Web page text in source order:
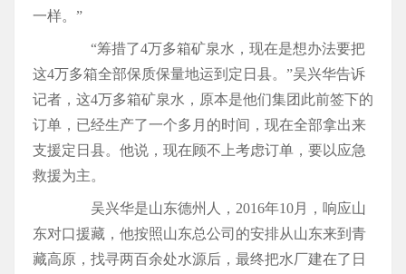
一样。”
“筹措了4万多箱矿泉水，现在是想办法要把
这4万多箱全部保质保量地运到定日县。”吴兴华告诉
记者，这4万多箱矿泉水，原本是他们集团此前签下的
订单，已经生产了一个多月的时间，现在全部拿出来
支援定日县。他说，现在顾不上考虑订单，要以应急
救援为主。
吴兴华是山东德州人，2016年10月，响应山
东对口援藏，他按照山东总公司的安排从山东来到青
藏高原，找寻两百余处水源后，最终把水厂建在了日